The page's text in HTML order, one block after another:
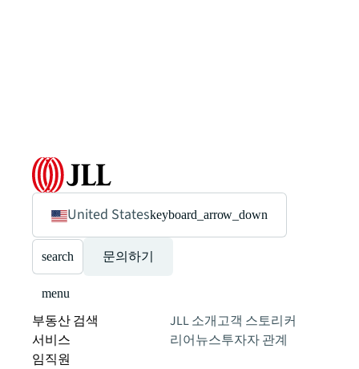
United Stateskeyboard_arrow_down
search 문의하기
menu
부동산 검색
서비스
임직원
JLL 소개고객 스토리커
리어뉴스투자자 관계